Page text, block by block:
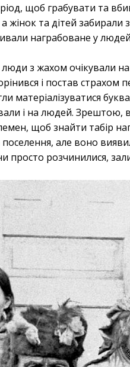
щоб грабувати та
жінок та дітей
награбоване у
з жахом очікували
і постав страхом
матеріалізуватися
і на людей. Зрештою,
щоб знайти табір
але воно
просто розчинилися,